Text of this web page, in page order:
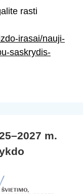
rasti
irasai/nauji-
saskrydis-
m.